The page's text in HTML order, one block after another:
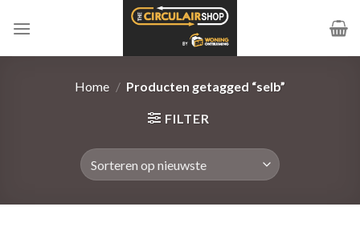
naar
Home / Producten getagged “selb”
FILTER